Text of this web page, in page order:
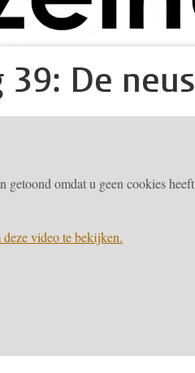
De neus
getoond omdat u geen cookies heeft
video te bekijken.